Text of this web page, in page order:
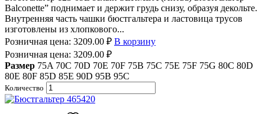
Balconette” поднимает и держит грудь снизу, образуя декольте.
Внутренняя часть чашки бюстгальтера и ластовица трусов
изготовлены из хлопкового...
Розничная цена: 3209.00 ₽ В корзину
Розничная цена: 3209.00 ₽
Размер 75A 70C 70D 70E 70F 75B 75C 75E 75F 75G 80C 80D
80E 80F 85D 85E 90D 95B 95C
Количество